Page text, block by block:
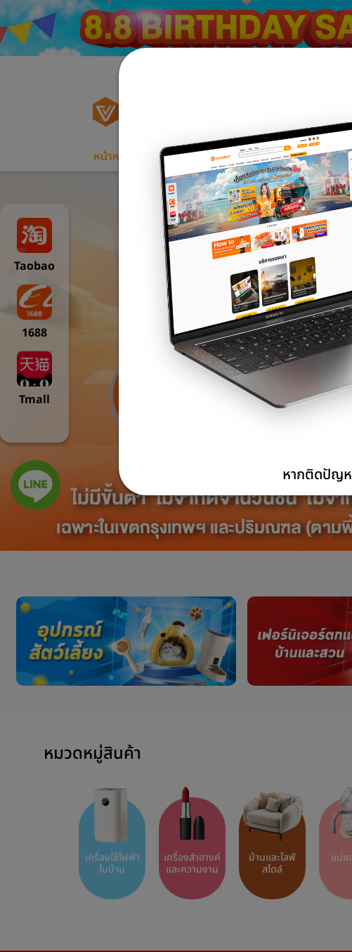
หากติดปัญห
Taobao
1688
Tmall
หน้าหลัก เกี่ยวกับเรา ค่าขนส่ง วิธีการสั่งซื้อ
หมวดหมู่สินค้า
เครื่องใช้ไฟฟ้า
ในบ้าน
เครื่องสำอางค์
และความงาม
บ้านและไลฟ์
สไตล์
แม่แ